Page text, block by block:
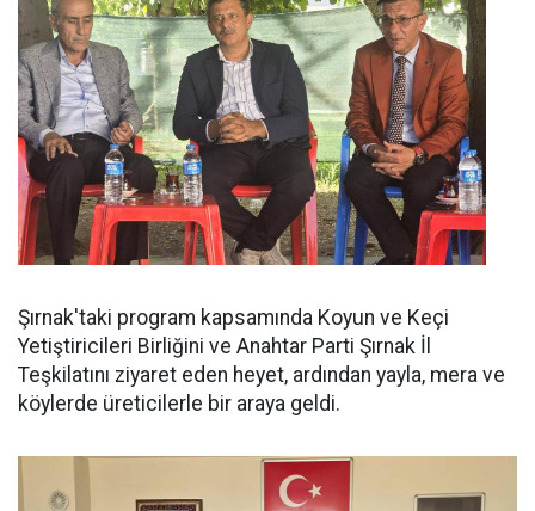
Şırnak'taki program kapsamında Koyun ve Keçi
Yetiştiricileri Birliğini ve Anahtar Parti Şırnak İl
Teşkilatını ziyaret eden heyet, ardından yayla, mera ve
köylerde üreticilerle bir araya geldi.